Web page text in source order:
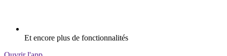
Et encore plus de fonctionnalités